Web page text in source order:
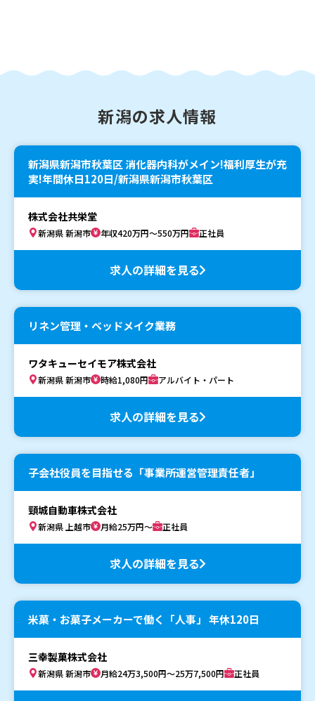
新潟の求人情報
新潟県新潟市秋葉区 消化器内科がメイン!福利厚生が充
実!年間休日120日/新潟県新潟市秋葉区
株式会社共栄堂
新潟県 新潟市 年収420万円～550万円 正社員
求人の詳細を見る
リネン管理・ベッドメイク業務
ワタキューセイモア株式会社
新潟県 新潟市 時給1,080円 アルバイト・パート
求人の詳細を見る
子会社役員を目指せる「事業所運営管理責任者」
頸城自動車株式会社
新潟県 上越市 月給25万円～ 正社員
求人の詳細を見る
米菓・お菓子メーカーで働く「人事」 年休120日
三幸製菓株式会社
新潟県 新潟市 月給24万3,500円～25万7,500円 正社員